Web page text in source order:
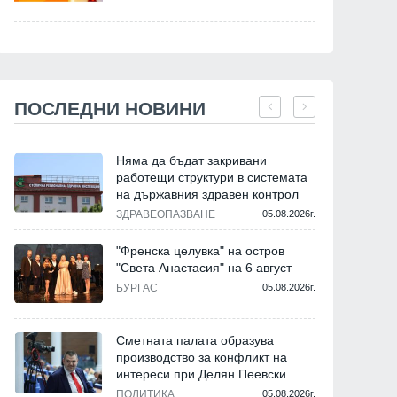
ПОСЛЕДНИ НОВИНИ
Няма да бъдат закривани
работещи структури в системата
на държавния здравен контрол
ЗДРАВЕОПАЗВАНЕ 05.08.2026г.
"Френска целувка" на остров
"Света Анастасия" на 6 август
БУРГАС 05.08.2026г.
Сметната палата образува
производство за конфликт на
интереси при Делян Пеевски
05.08.2026г.